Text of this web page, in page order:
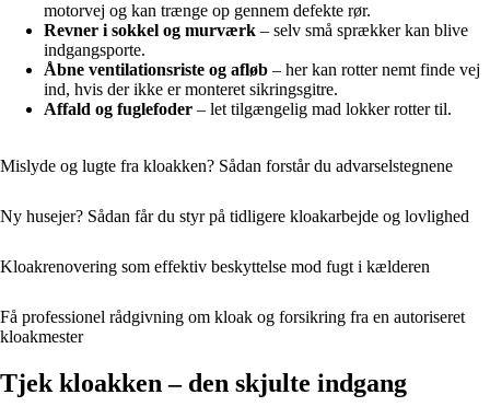
motorvej og kan trænge op gennem defekte rør.
Revner i sokkel og murværk – selv små sprækker kan blive
indgangsporte.
Åbne ventilationsriste og afløb – her kan rotter nemt finde vej
ind, hvis der ikke er monteret sikringsgitre.
Affald og fuglefoder – let tilgængelig mad lokker rotter til.
Mislyde og lugte fra kloakken? Sådan forstår du advarselstegnene
Ny husejer? Sådan får du styr på tidligere kloakarbejde og lovlighed
Kloakrenovering som effektiv beskyttelse mod fugt i kælderen
Få professionel rådgivning om kloak og forsikring fra en autoriseret
kloakmester
Tjek kloakken – den skjulte indgang